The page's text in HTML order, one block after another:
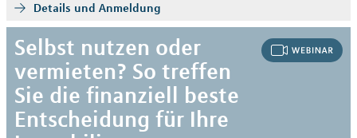
Details und Anmeldung
Selbst nutzen oder
vermieten? So treffen
Sie die finanziell beste
Entscheidung für Ihre